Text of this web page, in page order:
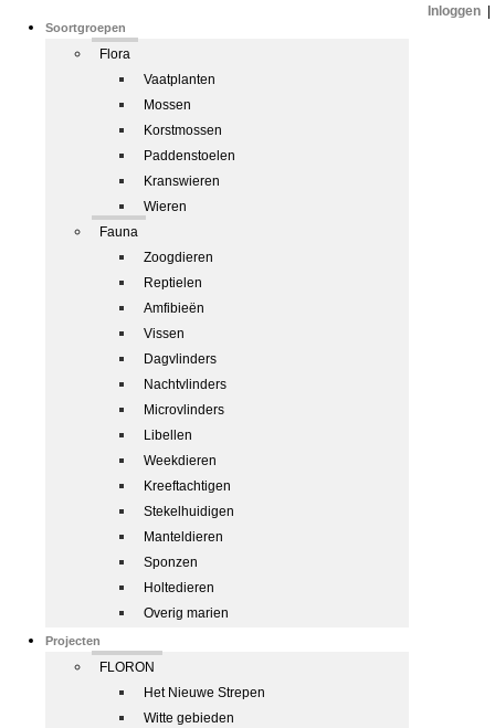
Soortgroepen
Flora
Vaatplanten
Mossen
Korstmossen
Paddenstoelen
Kranswieren
Wieren
Fauna
Zoogdieren
Reptielen
Amfibieën
Vissen
Dagvlinders
Nachtvlinders
Microvlinders
Libellen
Weekdieren
Kreeftachtigen
Stekelhuidigen
Manteldieren
Sponzen
Holtedieren
Overig marien
Projecten
FLORON
Het Nieuwe Strepen
Witte gebieden
Inloggen